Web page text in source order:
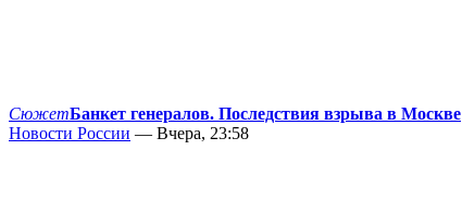
СюжетБанкет генералов. Последствия взрыва в Москве
Новости России — Вчера, 23:58